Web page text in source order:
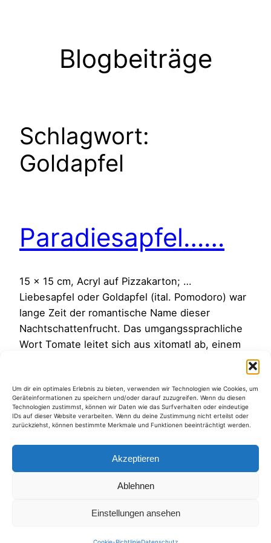
Um dir ein optimales Erlebnis zu bieten, verwenden wir Technologien wie Cookies, um
Geräteinformationen zu speichern und/oder darauf zuzugreifen. Wenn du diesen
Technologien zustimmst, können wir Daten wie das Surfverhalten oder eindeutige
IDs auf dieser Website verarbeiten. Wenn du deine Zustimmung nicht erteilst oder
zurückziehst, können bestimmte Merkmale und Funktionen beeinträchtigt werden.
Akzeptieren
Ablehnen
Einstellungen ansehen
Blogbeiträge
Schlagwort:
Goldapfel
Paradiesapfel……
15 x 15 cm, Acryl auf Pizzakarton; …
Liebesapfel oder Goldapfel (ital. Pomodoro) war
lange Zeit der romantische Name dieser
Nachtschattenfrucht. Das umgangssprachliche
Wort Tomate leitet sich aus xitomatl ab, einem
Tomate aber auch schlicht Solanum
Lycopersicum nennen :-). Dieser…
25. August 2012